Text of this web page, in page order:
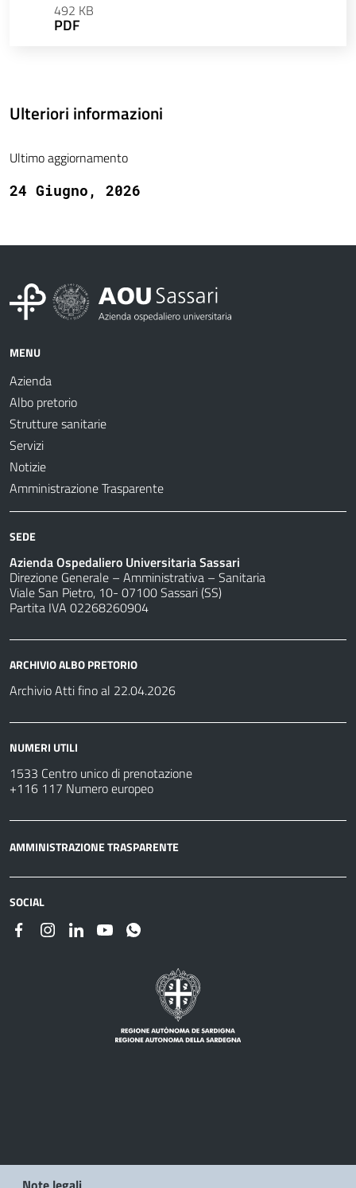
492 KB
PDF
Ulteriori informazioni
Ultimo aggiornamento
24 Giugno, 2026
MENU
Azienda
Albo pretorio
Strutture sanitarie
Servizi
Notizie
Amministrazione Trasparente
SEDE
Azienda Ospedaliero Universitaria Sassari
Direzione Generale – Amministrativa – Sanitaria
Viale San Pietro, 10- 07100 Sassari (SS)
Partita IVA 02268260904
ARCHIVIO ALBO PRETORIO
Archivio Atti fino al 22.04.2026
NUMERI UTILI
1533 Centro unico di prenotazione
+116 117 Numero europeo
AMMINISTRAZIONE TRASPARENTE
SOCIAL